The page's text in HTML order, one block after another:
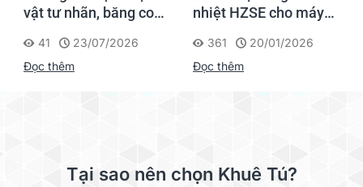
vật tư nhãn, băng co
Supvan G15M Pro
41
23/07/2026
Đọc thêm
nhiệt HZSE cho máy in
361
20/01/2026
Đọc thêm
Tại sao nên chọn Khuê Tú?